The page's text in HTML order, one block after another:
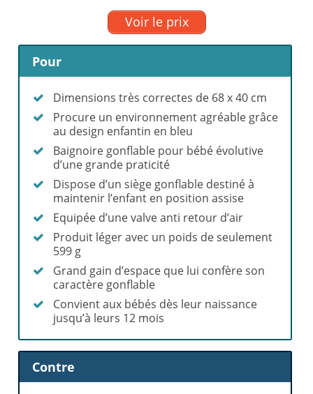
Voir le prix
Pour
Dimensions très correctes de 68 x 40 cm
Procure un environnement agréable grâce
au design enfantin en bleu
Baignoire gonflable pour bébé évolutive
d’une grande praticité
Dispose d’un siège gonflable destiné à
maintenir l’enfant en position assise
Equipée d’une valve anti retour d’air
Produit léger avec un poids de seulement
599 g
Grand gain d’espace que lui confère son
caractère gonflable
Convient aux bébés dès leur naissance
jusqu’à leurs 12 mois
Contre